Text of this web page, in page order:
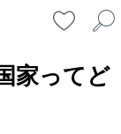
家ってど